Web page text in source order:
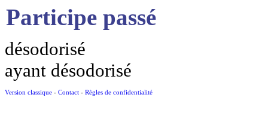
Participe passé
désodorisé
ayant désodorisé
Version classique - Contact - Règles de confidentialité